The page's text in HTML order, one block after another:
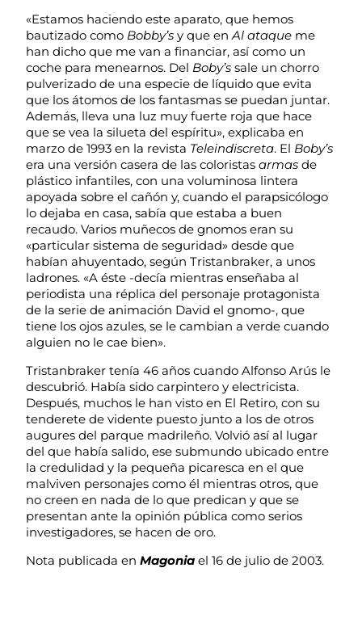
«Estamos haciendo este aparato, que hemos
bautizado como Bobby’s y que enAl ataque me
han dicho que me van a financiar, así como un
coche para menearnos. Del Boby’s sale un chorro
pulverizado de una especie de líquido que evita
que los átomos de los fantasmas se puedan juntar.
Además, lleva una luz muy fuerte roja que hace
que se vea la silueta del espíritu», explicaba en
marzo de 1993 en la revista Teleindiscreta. El Boby’s
era una versión casera de las coloristas armas de
plástico infantiles, con una voluminosa lintera
apoyada sobre el cañón y, cuando el parapsicólogo
lo dejaba en casa, sabía que estaba a buen
recaudo. Varios muñecos de gnomos eran su
«particular sistema de seguridad» desde que
habían ahuyentado, según Tristanbraker, a unos
ladrones. «A éste -decía mientras enseñaba al
periodista una réplica del personaje protagonista
de la serie de animación David el gnomo-, que
tiene los ojos azules, se le cambian a verde cuando
alguien no le cae bien».
Tristanbraker tenía 46 años cuando Alfonso Arús le
descubrió. Había sido carpintero y electricista.
Después, muchos le han visto en El Retiro, con su
tenderete de vidente puesto junto a los de otros
augures del parque madrileño. Volvió así al lugar
del que había salido, ese submundo ubicado entre
la credulidad y la pequeña picaresca en el que
malviven personajes como él mientras otros, que
no creen en nada de lo que predican y que se
presentan ante la opinión pública como serios
investigadores, se hacen de oro.
Nota publicada en Magonia el 16 de julio de 2003.